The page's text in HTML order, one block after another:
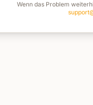
Wenn das Problem